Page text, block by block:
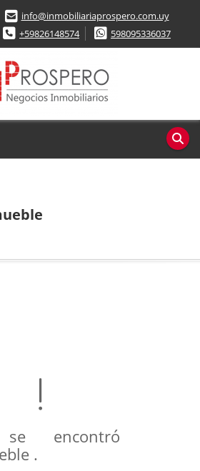
info@inmobiliariaprospero.com.uy
+59826148574
598095336037
encontró
.